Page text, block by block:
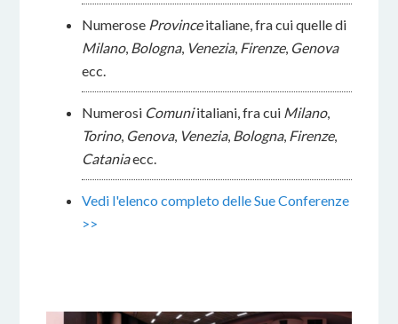
Numerose Provinceitaliane, fra cui quelle di
Milano, Bologna, Venezia, Firenze, Genova
ecc.
Numerosi Comuniitaliani, fra cui Milano,
Torino, Genova, Venezia, Bologna, Firenze,
Cataniaecc.
Vedi l'elenco completo delle Sue Conferenze
>>